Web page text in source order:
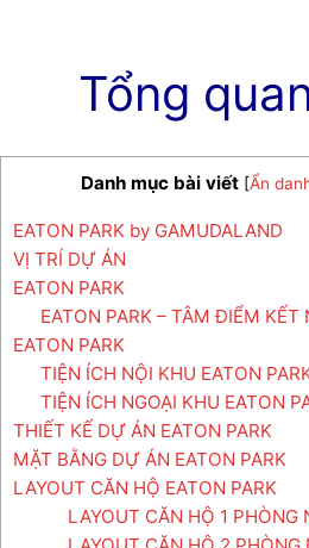
Tổng
Danh mục bài viết [Ẩn
EATON PARK by GAMUDALAND
VỊ TRÍ DỰ ÁN
EATON PARK
EATON PARK – TÂM ĐIỂM KẾT
EATON PARK
TIỆN ÍCH NỘI KHU EATON
TIỆN ÍCH NGOẠI KHU EATON
THIẾT KẾ DỰ ÁN EATON PARK
MẶT BẰNG DỰ ÁN EATON PARK
LAYOUT CĂN HỘ EATON PARK
LAYOUT CĂN HỘ 1 PHÒNG